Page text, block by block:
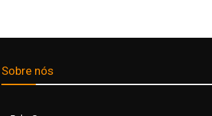
Sobre nós